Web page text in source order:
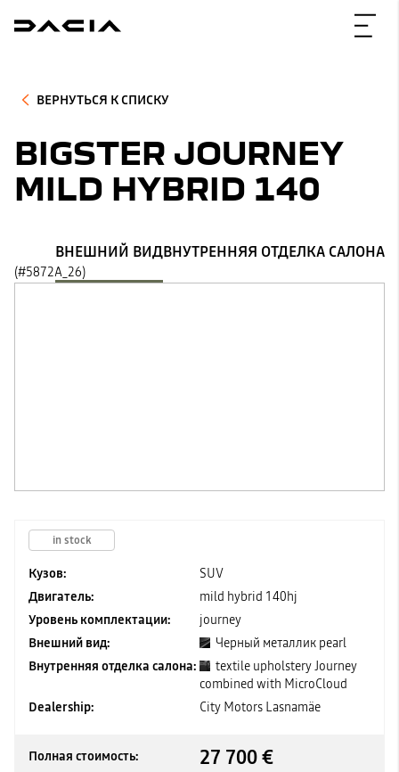
ВЕРНУТЬСЯ К СПИСКУ
BIGSTER JOURNEY
MILD HYBRID 140
(#5872A_26)
ВНЕШНИЙ ВИДВНУТРЕННЯЯ ОТДЕЛКА САЛОНА
in stock
Кузов:
SUV
Двигатель:
mild hybrid 140hj
Уровень комплектации:
journey
Внешний вид:
Черный металлик pearl
Внутренняя отделка салона:
textile upholstery Journey
combined with MicroCloud
Dealership:
City Motors Lasnamäe
Полная стоимость: 27 700 €